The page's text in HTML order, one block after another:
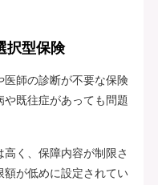
択型保険
師の診断が不要な保険
既往症があっても問題
く、保障内容が制限さ
が低めに設定されてい